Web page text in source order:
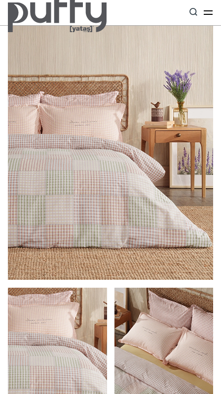
Anasayfa Uyku Tekstili Nevresim Takımı & Seti Ottavia